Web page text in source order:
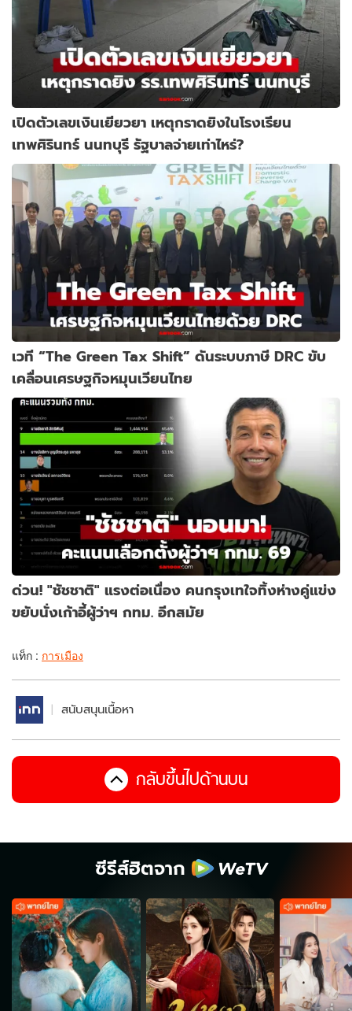
เปิดตัวเลขเงินเยียวยา เหตุกราดยิงในโรงเรียน
เทพศิรินทร์ นนทบุรี รัฐบาลจ่ายเท่าไหร่?
เวที “The Green Tax Shift” ดันระบบภาษี DRC ขับ
เคลื่อนเศรษฐกิจหมุนเวียนไทย
ด่วน! "ชัชชาติ" แรงต่อเนื่อง คนกรุงเทใจทิ้งห่างคู่แข่ง
ขยับนั่งเก้าอี้ผู้ว่าฯ กทม. อีกสมัย
แท็ก : การเมือง
สนับสนุนเนื้อหา
กลับขึ้นไปด้านบน
ซีรีส์ฮิตจาก